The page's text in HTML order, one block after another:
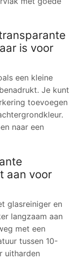
is voor
een kleine
Je kunt
toevoegen
naar een
aan voor
glasreiniger en
langzaam aan
met een
tussen 10-
uitharden